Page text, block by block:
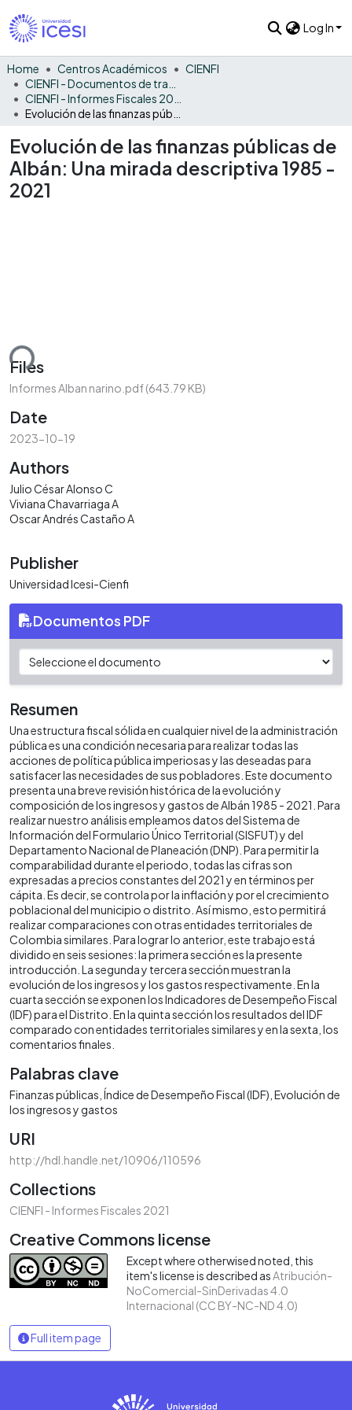
Log In
Home Centros Académicos
CIENFI
Evolución de las finanzas públicas de
Albán: Una mirada descriptiva 1985 -
2021
Files
Informes Alban narino.pdf(643.79 KB)
Date
2023-10-19
Authors
Julio César Alonso C
Viviana Chavarriaga A
Oscar Andrés Castaño A
Publisher
Universidad Icesi-Cienfi
Documentos PDF
Resumen
Una estructura fiscal sólida en cualquier nivel de la administración
pública es una condición necesaria para realizar todas las
acciones de política pública imperiosas y las deseadas para
satisfacer las necesidades de sus pobladores. Este documento
presenta una breve revisión histórica de la evolución y
composición de los ingresos y gastos de Albán 1985 - 2021. Para
realizar nuestro análisis empleamos datos del Sistema de
Información del Formulario Único Territorial (SISFUT) y del
Departamento Nacional de Planeación (DNP). Para permitir la
comparabilidad durante el periodo, todas las cifras son
expresadas a precios constantes del 2021 y en términos per
cápita. Es decir, se controla por la inflación y por el crecimiento
poblacional del municipio o distrito. Así mismo, esto permitirá
realizar comparaciones con otras entidades territoriales de
Colombia similares. Para lograr lo anterior, este trabajo está
dividido en seis sesiones: la primera sección es la presente
introducción. La segunda y tercera sección muestran la
evolución de los ingresos y los gastos respectivamente. En la
cuarta sección se exponen los Indicadores de Desempeño Fiscal
(IDF) para el Distrito. En la quinta sección los resultados del IDF
comparado con entidades territoriales similares y en la sexta, los
comentarios finales.
Palabras clave
Finanzas públicas Índice de Desempeño Fiscal (IDF) Evolución de
los ingresos y gastos
URI
http://hdl.handle.net/10906/110596
Collections
CIENFI - Informes Fiscales 2021
Creative Commons license
Except where otherwised noted, this
item's license is described asAtribución-
NoComercial-SinDerivadas 4.0
Internacional (CC BY-NC-ND 4.0)
Full item page